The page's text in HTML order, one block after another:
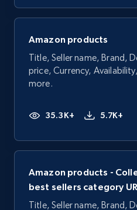
Amazon products
Title, Seller name, Brand,
price, Currency,
more.
35.3K+ 5.7K+
Amazon products -
best sellers category
Title, Seller name, Brand,